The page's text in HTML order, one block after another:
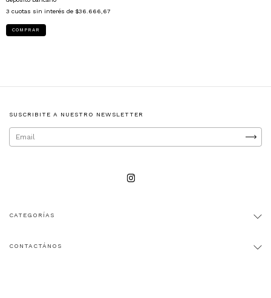
3 cuotas sin interés de $36.666,67
COMPRAR
SUSCRIBITE A NUESTRO NEWSLETTER
CATEGORÍAS
CONTACTÁNOS